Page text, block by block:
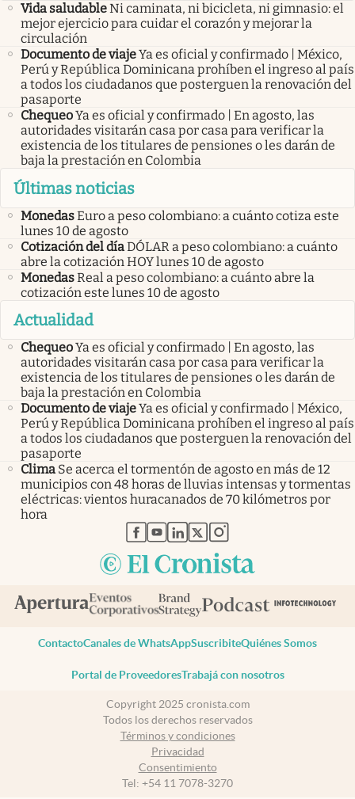
Vida saludableNi caminata, ni bicicleta, ni gimnasio: el
mejor ejercicio para cuidar el corazón y mejorar la
circulación
Documento de viajeYa es oficial y confirmado | México,
Perú y República Dominicana prohíben el ingreso al país
a todos los ciudadanos que posterguen la renovación del
pasaporte
ChequeoYa es oficial y confirmado | En agosto, las
autoridades visitarán casa por casa para verificar la
existencia de los titulares de pensiones o les darán de
baja la prestación en Colombia
Últimas noticias
MonedasEuro a peso colombiano: a cuánto cotiza este
lunes 10 de agosto
Cotización del díaDÓLAR a peso colombiano: a cuánto
abre la cotización HOY lunes 10 de agosto
MonedasReal a peso colombiano: a cuánto abre la
cotización este lunes 10 de agosto
Actualidad
ChequeoYa es oficial y confirmado | En agosto, las
autoridades visitarán casa por casa para verificar la
existencia de los titulares de pensiones o les darán de
baja la prestación en Colombia
Documento de viajeYa es oficial y confirmado | México,
Perú y República Dominicana prohíben el ingreso al país
a todos los ciudadanos que posterguen la renovación del
pasaporte
Clima Se acerca el tormentón de agosto en más de 12
municipios con 48 horas de lluvias intensas y tormentas
eléctricas: vientos huracanados de 70 kilómetros por
hora
abre en nueva pestaña
abre en nueva pestaña
abre en nueva pestaña
abre en nueva pestaña
abre en nueva pestaña
ContactoCanales de WhatsAppSuscribiteQuiénes Somos
Portal de ProveedoresTrabajá con nosotros
Copyright 2025 cronista.com
Todos los derechos reservados
Términos y condiciones
Privacidad
Consentimiento
Tel: +54 11 7078-3270